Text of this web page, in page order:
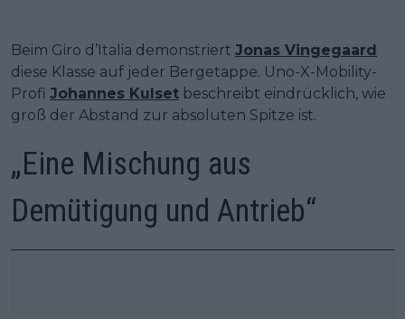
Beim Giro d’Italia demonstriert Jonas Vingegaard
diese Klasse auf jeder Bergetappe. Uno-X-Mobility-
Profi Johannes Kulset beschreibt eindrücklich, wie
groß der Abstand zur absoluten Spitze ist.
„Eine Mischung aus
Demütigung und Antrieb“